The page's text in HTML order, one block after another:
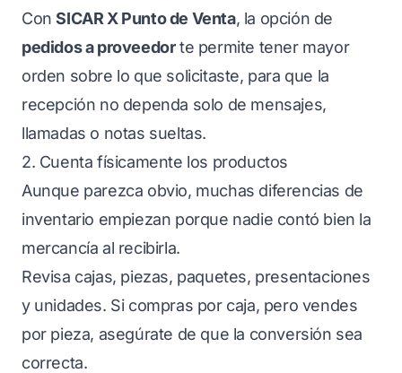
ConSICAR X Punto de Venta, la opción de
pedidos a proveedorte permite tener mayor
orden sobre lo que solicitaste, para que la
recepción no dependa solo de mensajes,
llamadas o notas sueltas.
2. Cuenta físicamente los productos
Aunque parezca obvio, muchas diferencias de
inventario empiezan porque nadie contó bien la
mercancía al recibirla.
Revisa cajas, piezas, paquetes, presentaciones
y unidades. Si compras por caja, pero vendes
por pieza, asegúrate de que la conversión sea
correcta.